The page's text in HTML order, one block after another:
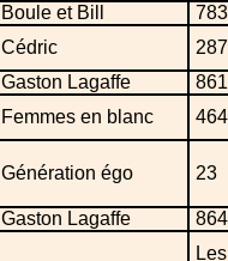
Boule et Bill
783
Cédric
287
Gaston Lagaffe
861
Femmes en blanc 464
Génération égo 23
Gaston Lagaffe
864